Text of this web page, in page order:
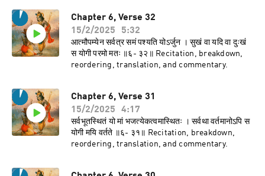
Chapter 6, Verse 32
15/2/2025
5:32
आत्मौपम्येन सर्वत्र समं पश्यति योऽर्जुन । सुखं वा यदि वा दुःखं
स योगी परमो मतः ॥६- ३२॥ Recitation, breakdown,
reordering, translation, and commentary.
Chapter 6, Verse 31
15/2/2025
4:17
सर्वभूतस्थितं यो मां भजत्येकत्वमास्थितः । सर्वथा वर्तमानोऽपि स
योगी मयि वर्तते ॥६- ३१॥ Recitation, breakdown,
reordering, translation, and commentary.